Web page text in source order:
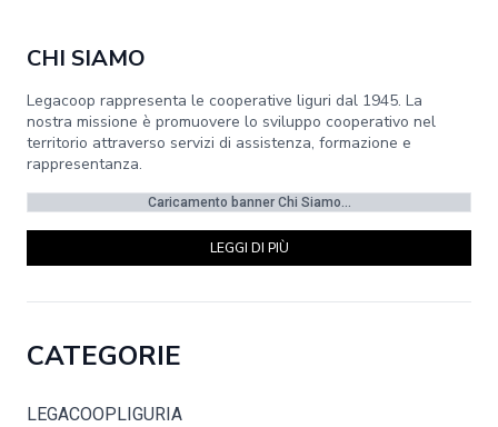
CHI SIAMO
Legacoop rappresenta le cooperative liguri dal 1945. La
nostra missione è promuovere lo sviluppo cooperativo nel
territorio attraverso servizi di assistenza, formazione e
rappresentanza.
Caricamento banner Chi Siamo...
LEGGI DI PIÙ
CATEGORIE
LEGACOOPLIGURIA